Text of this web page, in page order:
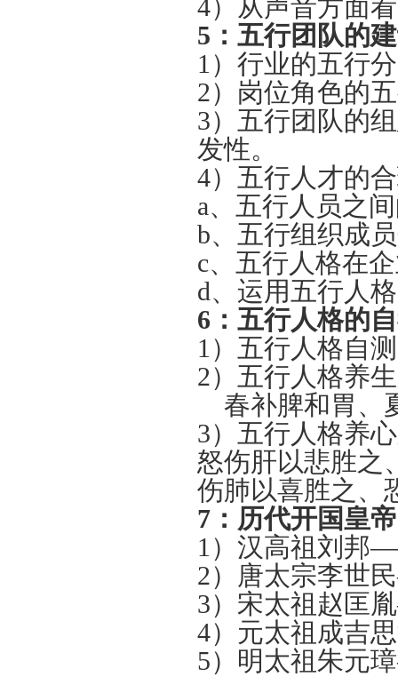
4）从声音方面
5： 五行团队的
1）行业的五行
2）岗位角色的
3）五行团队的
发性。
4）五行人才的
a、五行人员之
b、五行组织成
c、五行人格在
d、运用五行人
6： 五行人格的
1）五行人格自
2）五行人格养
春补脾和胃、
3）五行人格养
怒伤肝以悲胜之
伤肺以喜胜之、
7： 历代开国皇
1）汉高祖刘
2）唐太宗李世
3）宋太祖赵匡
4）元太祖成吉
5）明太祖朱元